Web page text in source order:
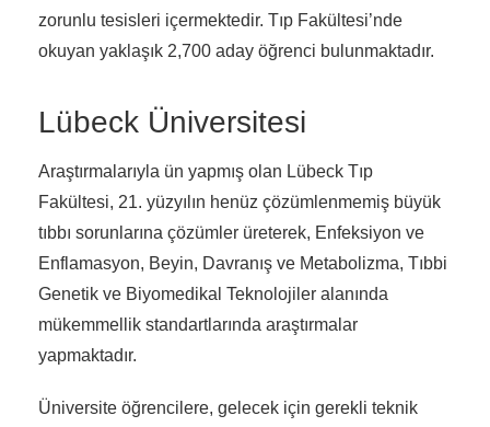
zorunlu tesisleri içermektedir. Tıp Fakültesi’nde
okuyan yaklaşık 2,700 aday öğrenci bulunmaktadır.
Lübeck Üniversitesi
Araştırmalarıyla ün yapmış olan Lübeck Tıp
Fakültesi, 21. yüzyılın henüz çözümlenmemiş büyük
tıbbı sorunlarına çözümler üreterek, Enfeksiyon ve
Enflamasyon, Beyin, Davranış ve Metabolizma, Tıbbi
Genetik ve Biyomedikal Teknolojiler alanında
mükemmellik standartlarında araştırmalar
yapmaktadır.
Üniversite öğrencilere, gelecek için gerekli teknik